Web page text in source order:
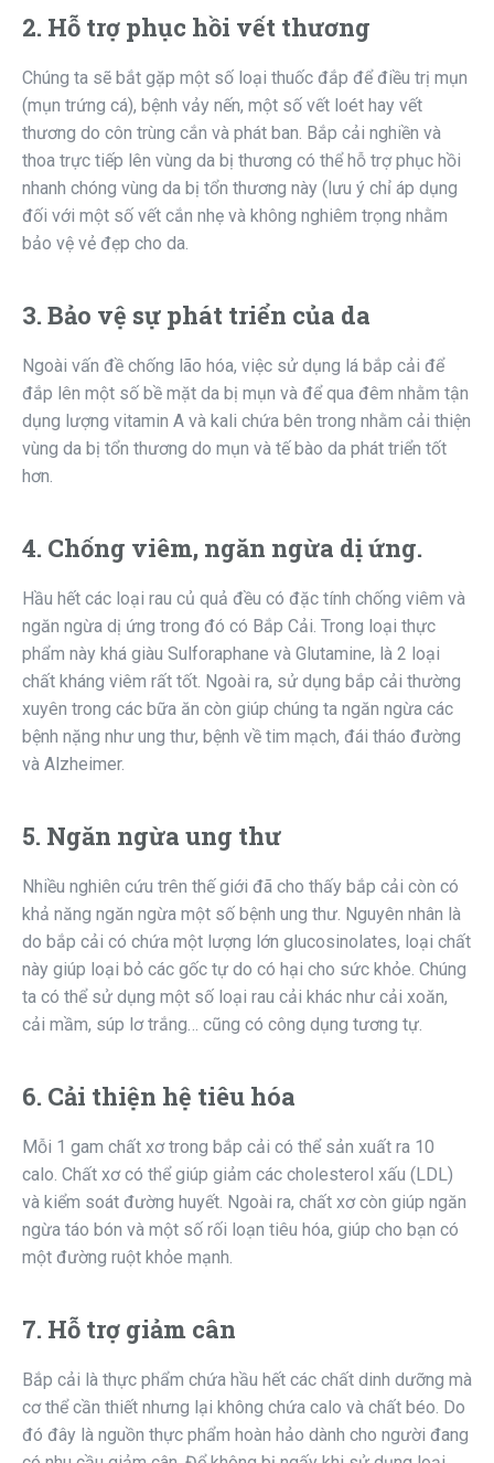
2. Hỗ trợ phục hồi vết thương
Chúng ta sẽ bắt gặp một số loại thuốc đắp để điều trị mụn
(mụn trứng cá), bệnh vảy nến, một số vết loét hay vết
thương do côn trùng cắn và phát ban. Bắp cải nghiền và
thoa trực tiếp lên vùng da bị thương có thể hỗ trợ phục hồi
nhanh chóng vùng da bị tổn thương này (lưu ý chỉ áp dụng
đối với một số vết cắn nhẹ và không nghiêm trọng nhằm
bảo vệ vẻ đẹp cho da.
3. Bảo vệ sự phát triển của da
Ngoài vấn đề chống lão hóa, việc sử dụng lá bắp cải để
đắp lên một số bề mặt da bị mụn và để qua đêm nhằm tận
dụng lượng vitamin A và kali chứa bên trong nhằm cải thiện
vùng da bị tổn thương do mụn và tế bào da phát triển tốt
hơn.
4. Chống viêm, ngăn ngừa dị ứng.
Hầu hết các loại rau củ quả đều có đặc tính chống viêm và
ngăn ngừa dị ứng trong đó có Bắp Cải. Trong loại thực
phẩm này khá giàu Sulforaphane và Glutamine, là 2 loại
chất kháng viêm rất tốt. Ngoài ra, sử dụng bắp cải thường
xuyên trong các bữa ăn còn giúp chúng ta ngăn ngừa các
bệnh nặng như ung thư, bệnh về tim mạch, đái tháo đường
và Alzheimer.
5. Ngăn ngừa ung thư
Nhiều nghiên cứu trên thế giới đã cho thấy bắp cải còn có
khả năng ngăn ngừa một số bệnh ung thư. Nguyên nhân là
do bắp cải có chứa một lượng lớn glucosinolates, loại chất
này giúp loại bỏ các gốc tự do có hại cho sức khỏe. Chúng
ta có thể sử dụng một số loại rau cải khác như cải xoăn,
cải mầm, súp lơ trắng… cũng có công dụng tương tự.
6. Cải thiện hệ tiêu hóa
Mỗi 1 gam chất xơ trong bắp cải có thể sản xuất ra 10
calo. Chất xơ có thể giúp giảm các cholesterol xấu (LDL)
và kiểm soát đường huyết. Ngoài ra, chất xơ còn giúp ngăn
ngừa táo bón và một số rối loạn tiêu hóa, giúp cho bạn có
một đường ruột khỏe mạnh.
7. Hỗ trợ giảm cân
Bắp cải là thực phẩm chứa hầu hết các chất dinh dưỡng mà
cơ thể cần thiết nhưng lại không chứa calo và chất béo. Do
đó đây là nguồn thực phẩm hoàn hảo dành cho người đang